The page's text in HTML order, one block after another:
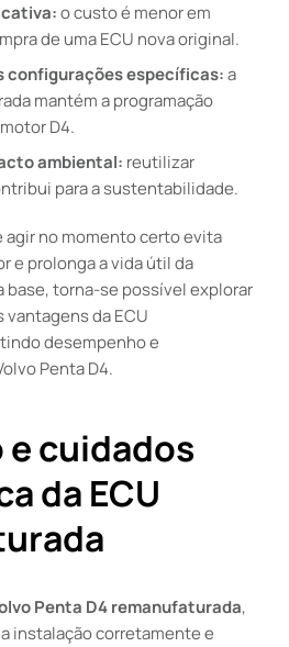
o custo é menor em
de uma ECU nova original.
configurações específicas:a
mantém a programação
D4.
ambiental: reutilizar
para a sustentabilidade.
agir no momento certo evita
e prolonga a vida útil da
base, torna-se possível explorar
vantagens da ECU
desempenho e
Penta D4.
cuidados
da ECU
Penta D4 remanufaturada,
instalação corretamente e